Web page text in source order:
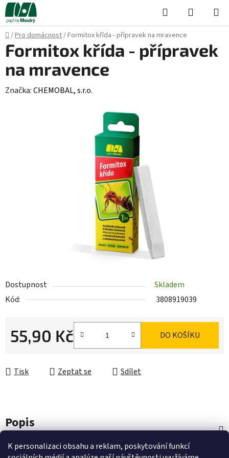
K personalizaci obsahu a reklam, poskytování funkcí
Přejít
na
obsah
Hledat
KOŠÍK
Domů
/Pro domácnost/Formitox křída - přípravek na mravence
Dostupnost
Skladem
Kód:
3808919039
55,90 Kč DO KOŠÍKU
Tisk Zeptat se Sdílet
Formitox křída - přípravek
na mravence
Značka:CHEMOBAL, s.r.o.
Popis
Diskuze